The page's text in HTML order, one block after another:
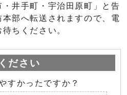
井手町・宇治田原町」と告
部へ転送されますので、電
ちください。
ださい
すかったですか？